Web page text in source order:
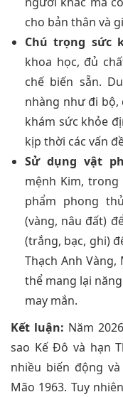
cho bản thân và
Chú trọng sức
khoa học, đủ
chế biến sẵn.
nhàng như đi
khám sức khỏe
kịp thời các vấn
Sử dụng vật
mệnh Kim, trong
phẩm phong
(vàng, nâu đất)
(trắng, bạc, ghi)
Thạch Anh Vàng,
thể mang lại
may mắn.
Kết luận: Năm
sao Kế Đô và hạn
nhiều biến động
Mão 1963. Tuy